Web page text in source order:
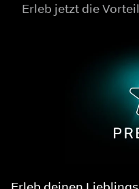
Erleb jetzt die